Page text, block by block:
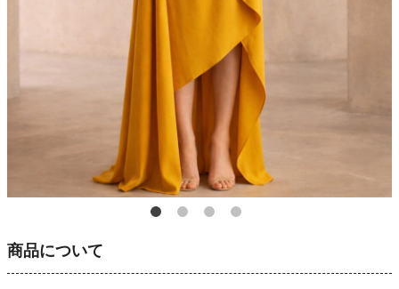
商品について